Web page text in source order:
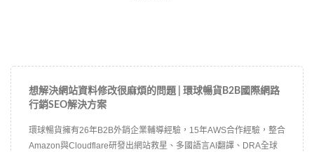
想解決網站資料修改很麻煩的問題 | 環球暢貨B2B國際網路
行銷SEO解決方案
環球暢貨擁有26年B2B外銷企業輔導經驗，15年AWS合作經驗，整合
Amazon與Cloudflare研發出網站救星、多國語言AI翻譯、DRA全球